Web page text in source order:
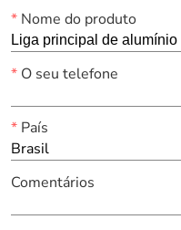
*Nome do produto
*O seu telefone
*País
Brasil
Comentários